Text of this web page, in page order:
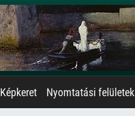
Képkeret Nyomtatási felületek